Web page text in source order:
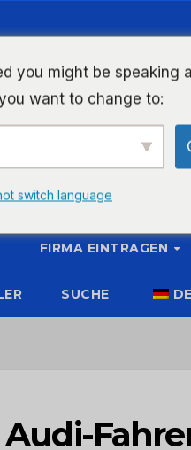
FIRMA EINTRAGEN
SUCHE DE
you might be speaking
want to change to:
switch language